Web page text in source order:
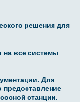
решения для
на все системы
Для
предоставление
станции.